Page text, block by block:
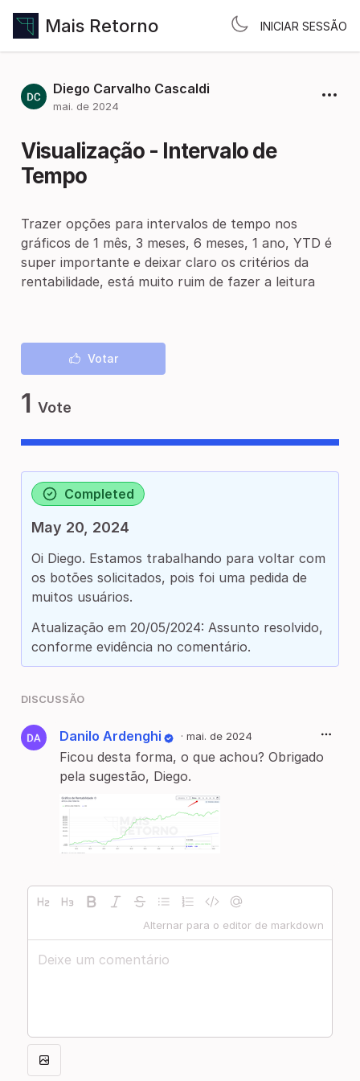
Mais Retorno INICIAR SESSÃO
Diego Carvalho Cascaldi
mai. de 2024
Visualização - Intervalo de
Tempo
Trazer opções para intervalos de tempo nos
gráficos de 1 mês, 3 meses, 6 meses, 1 ano, YTD é
super importante e deixar claro os critérios da
rentabilidade, está muito ruim de fazer a leitura
Votar
1 Vote
Completed
May 20, 2024
Oi Diego. Estamos trabalhando para voltar com
os botões solicitados, pois foi uma pedida de
muitos usuários.
Atualização em 20/05/2024: Assunto resolvido,
conforme evidência no comentário.
DISCUSSÃO
Danilo Ardenghi · mai. de 2024
Ficou desta forma, o que achou? Obrigado
pela sugestão, Diego.
Alternar para o editor de markdown